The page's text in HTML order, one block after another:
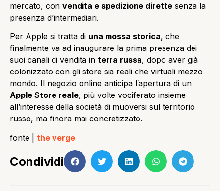
mercato, con vendita e spedizione dirette senza la
presenza d’intermediari.
Per Apple si tratta di una mossa storica, che
finalmente va ad inaugurare la prima presenza dei
suoi canali di vendita in terra russa, dopo aver già
colonizzato con gli store sia reali che virtuali mezzo
mondo. Il negozio online anticipa l’apertura di un
Apple Store reale, più volte vociferato insieme
all’interesse della società di muoversi sul territorio
russo, ma finora mai concretizzato.
fonte | the verge
Condividi